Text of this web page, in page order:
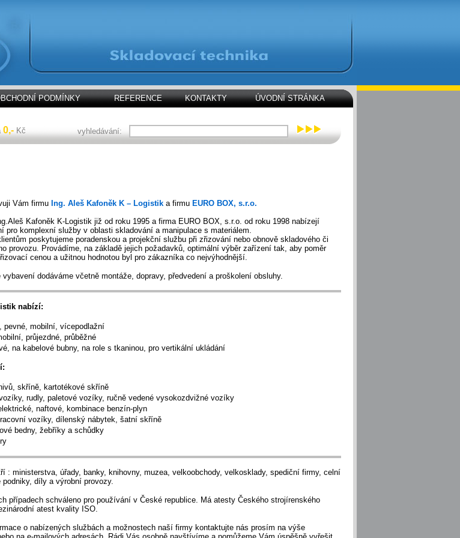
PODMÍNKY REFERENCE KONTAKTY ÚVODNÍ STRÁNKA
0,- Kč vyhledávání:
Vám firmu Ing. Aleš Kafoněk K – Logistik a firmu EURO BOX, s.r.o.
Kafoněk K-Logistik již od roku 1995 a firma EURO BOX, s.r.o. od roku 1998 nabízejí
pro komplexní služby v oblasti skladování a manipulace s materiálem.
poskytujeme poradenskou a projekční službu při zřizování nebo obnově skladového či
provozu. Provádíme, na základě jejich požadavků, optimální výběr zařízení tak, aby poměr
cenou a užitnou hodnotou byl pro zákazníka co nejvýhodnější.
vybavení dodáváme včetně montáže, dopravy, předvedení a proškolení obsluhy.
nabízí:
pevné, mobilní, vícepodlažní
průjezdné, průběžné
na kabelové bubny, na role s tkaninou, pro vertikální ukládání
skříně, kartotékové skříně
rudly, paletové vozíky, ručně vedené vysokozdvižné vozíky
naftové, kombinace benzín-plyn
vozíky, dílenský nábytek, šatní skříně
bedny, žebříky a schůdky
: ministerstva, úřady, banky, knihovny, muzea, velkoobchody, velkosklady, spediční firmy, celní
díly a výrobní provozy.
případech schváleno pro používání v České republice. Má atesty Českého strojírenského
atest kvality ISO.
o nabízených službách a možnostech naší firmy kontaktujte nás prosím na výše